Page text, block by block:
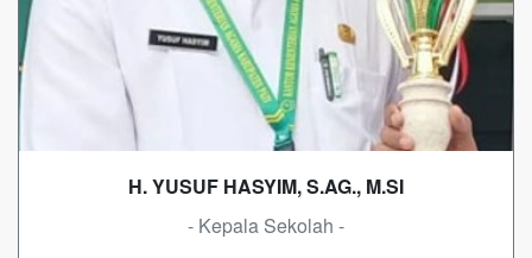
H. YUSUF HASYIM, S.AG., M.SI
- Kepala Sekolah -